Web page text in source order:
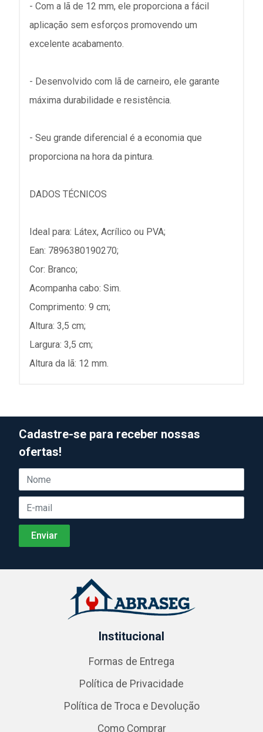
- Com a lã de 12 mm, ele proporciona a fácil
aplicação sem esforços promovendo um
excelente acabamento.
- Desenvolvido com lã de carneiro, ele garante
máxima durabilidade e resistência.
- Seu grande diferencial é a economia que
proporciona na hora da pintura.
DADOS TÉCNICOS
Ideal para: Látex, Acrílico ou PVA;
Ean: 7896380190270;
Cor: Branco;
Acompanha cabo: Sim.
Comprimento: 9 cm;
Altura: 3,5 cm;
Largura: 3,5 cm;
Altura da lã: 12 mm.
Cadastre-se para receber nossas
ofertas!
Institucional
Formas de Entrega
Política de Privacidade
Política de Troca e Devolução
Como Comprar